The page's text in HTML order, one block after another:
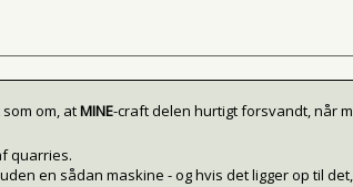
om, atMINE-craft delen hurtigt forsvandt, når
quarries.
en sådan maskine - og hvis det ligger op til